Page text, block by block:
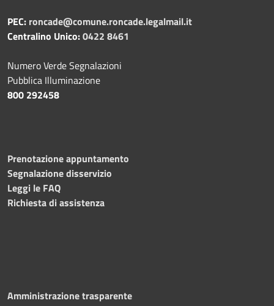
PEC: roncade@comune.roncade.legalmail.it
Centralino Unico:0422 8461
Numero Verde Segnalazioni
Pubblica Illuminazione
800 292458
Prenotazione appuntamento
Segnalazione disservizio
Leggi le FAQ
Richiesta di assistenza
Amministrazione trasparente